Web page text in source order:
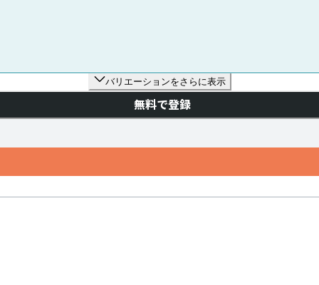
バリエーションをさらに表示
無料で登録